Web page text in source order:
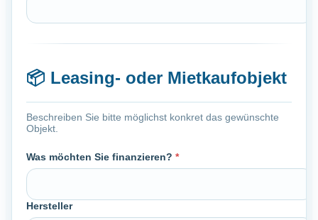
📦 Leasing- oder Mietkaufobjekt
Beschreiben Sie bitte möglichst konkret das gewünschte
Objekt.
Was möchten Sie finanzieren? *
Hersteller